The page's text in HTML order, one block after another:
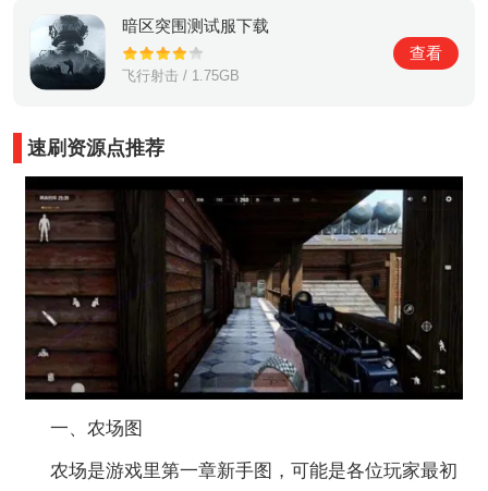
暗区突围测试服下载
飞行射击 / 1.75GB
查看
速刷资源点推荐
一、农场图
农场是游戏里第一章新手图，可能是各位玩家最初